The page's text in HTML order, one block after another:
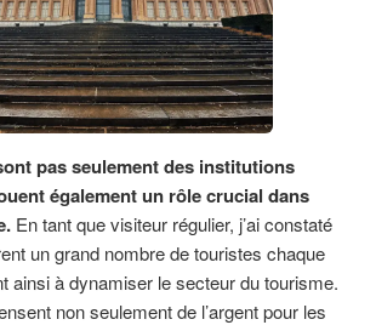
pas seulement des institutions
également un rôle crucial dans
En tant que visiteur régulier, j’ai constaté
un grand nombre de touristes chaque
ainsi à dynamiser le secteur du tourisme.
non seulement de l’argent pour les